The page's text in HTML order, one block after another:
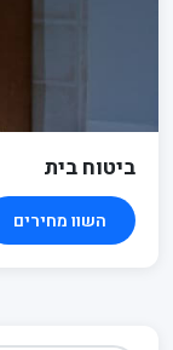
ביטוח בית
השוו מחירים